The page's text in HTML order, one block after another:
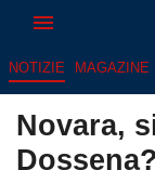
NOTIZIE MAGAZINE
Novara,